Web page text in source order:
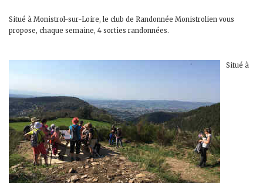
Situé à Monistrol-sur-Loire, le club de Randonnée Monistrolien vous
propose, chaque semaine, 4 sorties randonnées.
Situé à